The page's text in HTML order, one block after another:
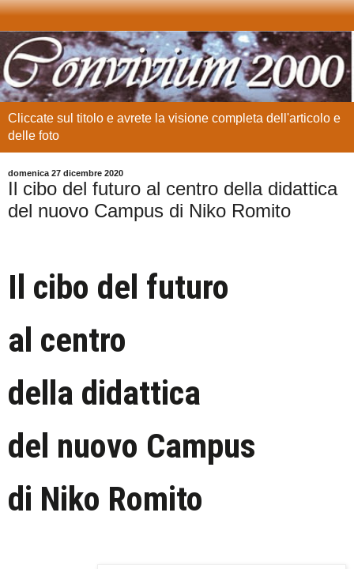
Cliccate sul titolo e avrete la visione completa dell'articolo e
delle foto
domenica 27 dicembre 2020
Il cibo del futuro al centro della didattica
del nuovo Campus di Niko Romito
Il cibo del futuro
al centro
della didattica
del nuovo Campus
di Niko Romito